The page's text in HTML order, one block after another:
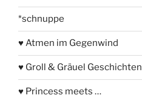
*schnuppe
♥ Atmen im Gegenwind
♥ Groll & Gräuel Geschichten
♥ Princess meets …